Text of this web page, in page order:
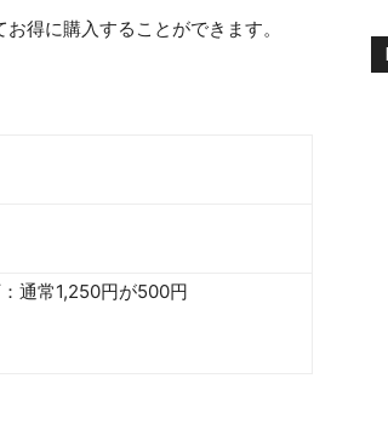
得に購入することができます。
通常1,250円が500円